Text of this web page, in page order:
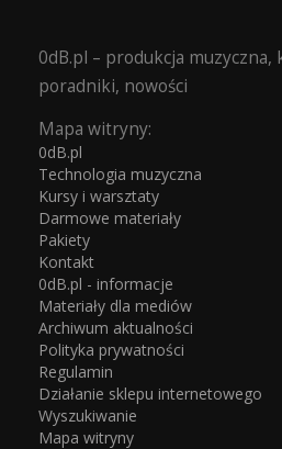
0dB.pl – produkcja
poradniki, nowości
Mapa witryny:
0dB.pl
Technologia muzyczna
Kursy i warsztaty
Darmowe materiały
Pakiety
Kontakt
0dB.pl - informacje
Materiały dla mediów
Archiwum aktualności
Polityka prywatności
Regulamin
Działanie sklepu internetowego
Wyszukiwanie
Mapa witryny